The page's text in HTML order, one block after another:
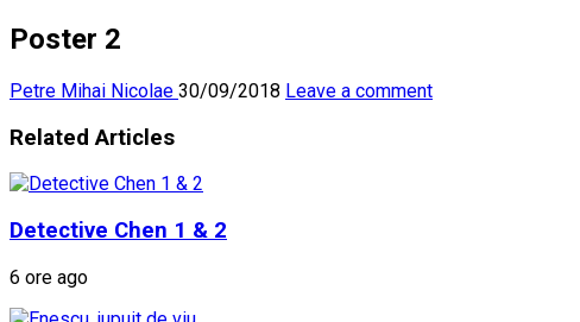
Poster 2
Petre Mihai Nicolae 30/09/2018 Leave a comment
Related Articles
Detective Chen 1 & 2
6 ore ago